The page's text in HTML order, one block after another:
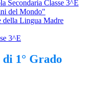
Secondaria Classe 3^E
del Mondo"
della Lingua Madre
3^E
di 1° Grado